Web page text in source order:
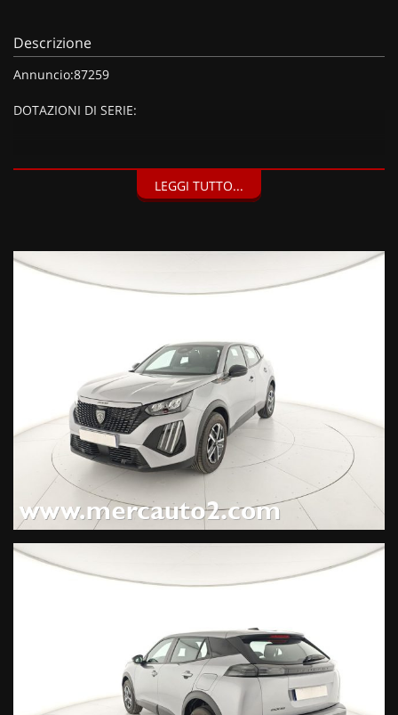
Descrizione
Annuncio:87259
DOTAZIONI DI SERIE:
Kit riparazione pneumatici (Compressore da 12 V) (20 EUR),
LEGGI TUTTO...